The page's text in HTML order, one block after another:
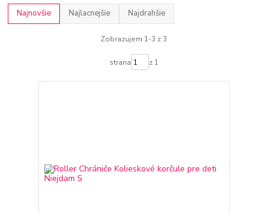
Najnovšie Najlacnejšie Najdrahšie
Zobrazujem 1-3 z 3
strana z 1